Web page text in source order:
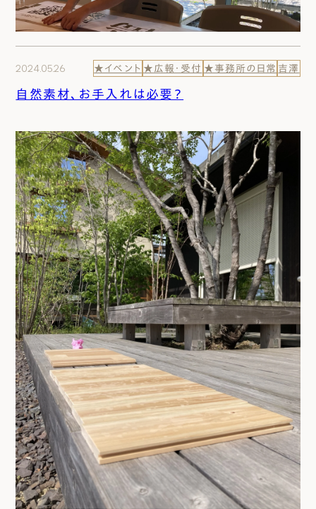
2024.05.26 ★イベント ★広報・受付 ★事務所の日常 吉澤
自然素材、お手入れは必要？